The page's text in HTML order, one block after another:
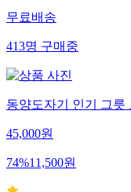
무료배송
413명 구매중
동양도자기 인기 그릇
45,000원
74%11,500원